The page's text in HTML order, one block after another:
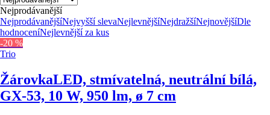
Nejprodávanější
NejprodávanějšíNejvyšší slevaNejlevnějšíNejdražšíNejnovějšíDle
hodnoceníNejlevnější za kus
-20 %
Trio
ŽárovkaLED, stmívatelná, neutrální bílá,
GX-53, 10 W, 950 lm, ø 7 cm